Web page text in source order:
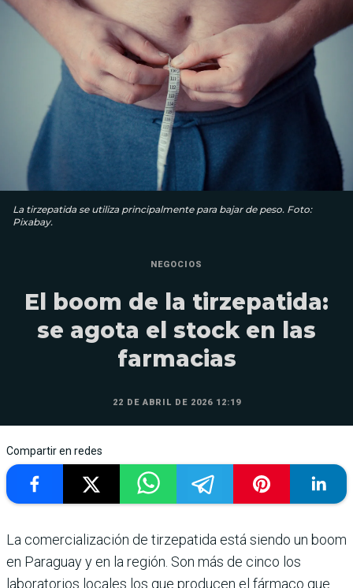
La tirzepatida se utiliza principalmente para bajar de peso. Foto:
Pixabay.
NEGOCIOS
El boom de la tirzepatida:
se agota el stock en las
farmacias
22 DE ABRIL DE 2026 12:19
Compartir en redes
La comercialización de tirzepatida está siendo un boom
en Paraguay y en la región. Son más de cinco los
laboratorios locales los que producen el fármaco que